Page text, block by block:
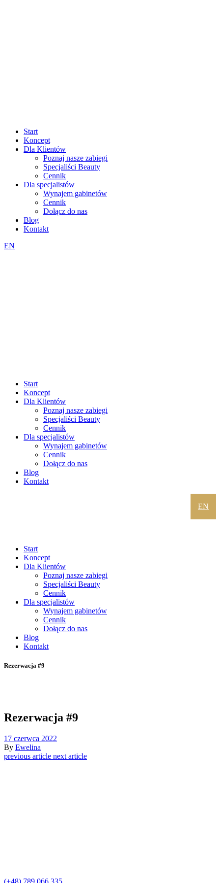
Start
Koncept
Dla Klientów
Poznaj nasze zabiegi
Specjaliści Beauty
Cennik
Dla specjalistów
Wynajem gabinetów
Cennik
Dołącz do nas
Blog
Kontakt
EN
Start
Koncept
Dla Klientów
Poznaj nasze zabiegi
Specjaliści Beauty
Cennik
Dla specjalistów
Wynajem gabinetów
Cennik
Dołącz do nas
Blog
Kontakt
EN
Start
Koncept
Dla Klientów
Poznaj nasze zabiegi
Specjaliści Beauty
Cennik
Dla specjalistów
Wynajem gabinetów
Cennik
Dołącz do nas
Blog
Kontakt
Rezerwacja #9
Rezerwacja #9
17 czerwca 2022
By Ewelina
previous article next article
(+48) 789 066 335